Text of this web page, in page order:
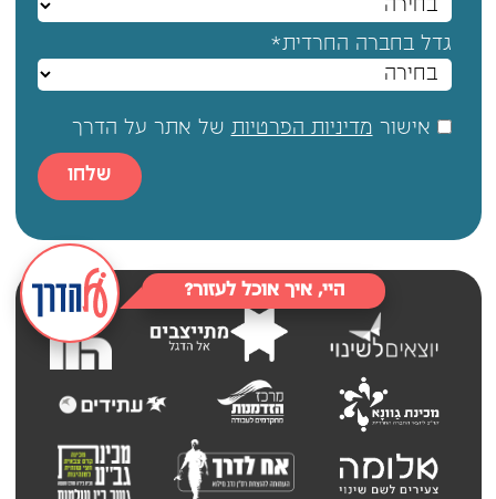
היי, איך אוכל לעזור?
גדל בחברה החרדית*
אישור מדיניות הפרטיות של אתר על הדרך